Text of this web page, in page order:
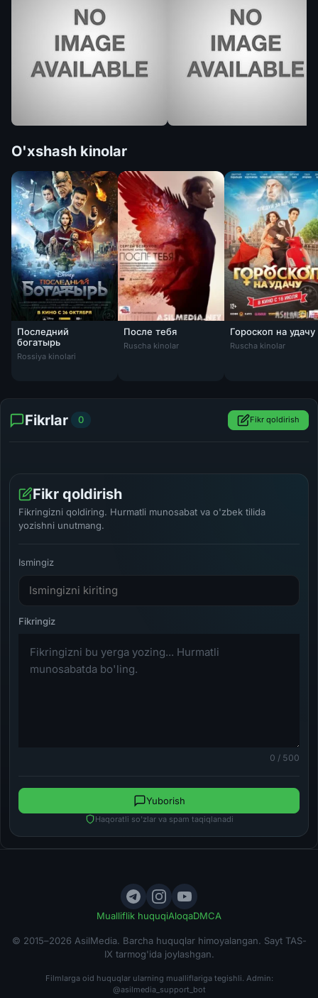
O'xshash kinolar
Последний
богатырь
Rossiya kinolari
После тебя
Ruscha kinolar
Гороскоп на удачу
Ruscha kinolar
Fikrlar 0 Fikr qoldirish
Fikr qoldirish
Fikringizni qoldiring. Hurmatli munosabat va o'zbek tilida
yozishni unutmang.
Ismingiz
0 / 500
Haqoratli so'zlar va spam taqiqlanadi
Yuborish
Mualliflik huquqiAloqaDMCA
© 2015–2026 AsilMedia. Barcha huquqlar himoyalangan. Sayt TAS-
IX tarmog'ida joylashgan.
Filmlarga oid huquqlar ularning mualliflariga tegishli. Admin:
@asilmedia_support_bot